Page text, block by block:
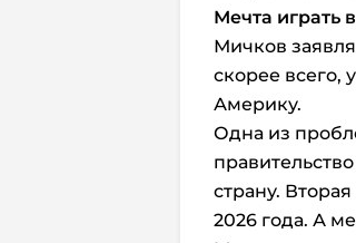
Мечта играть
Мичков
скорее всего,
Америку.
Одна из
страну.
2026 года. А